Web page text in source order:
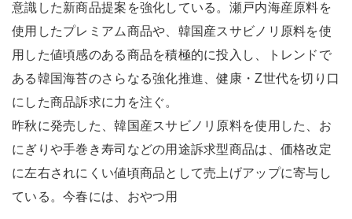
意識した新商品提案を強化している。瀬戸内海産原料を
使用したプレミアム商品や、韓国産スサビノリ原料を使
用した値頃感のある商品を積極的に投入し、トレンドで
ある韓国海苔のさらなる強化推進、健康・Z世代を切り口
にした商品訴求に力を注ぐ。
昨秋に発売した、韓国産スサビノリ原料を使用した、お
にぎりや手巻き寿司などの用途訴求型商品は、価格改定
に左右されにくい値頃商品として売上げアップに寄与し
ている。今春には、おやつ用